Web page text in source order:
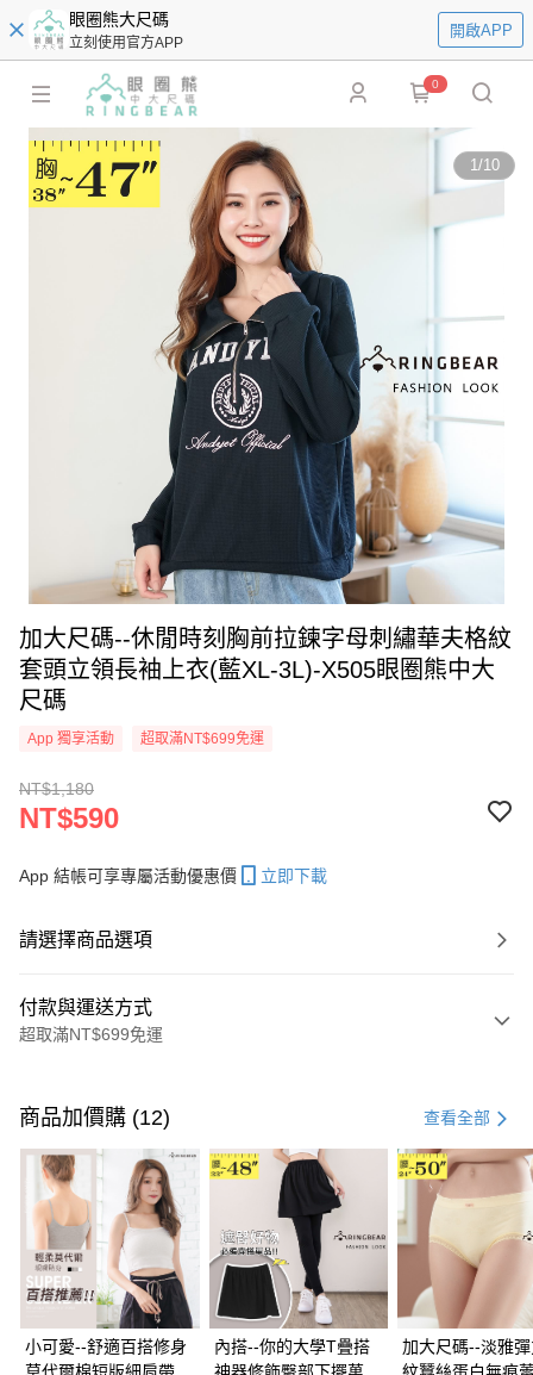
眼圈熊大尺碼
立刻使用官方APP
開啟APP
0
1/10
加大尺碼--休閒時刻胸前拉鍊字母刺繡華夫格紋
套頭立領長袖上衣(藍XL-3L)-X505眼圈熊中大
尺碼
App 獨享活動 超取滿NT$699免運
NT$1,180
NT$590
App 結帳可享專屬活動優惠價 立即下載
請選擇商品選項
付款與運送方式
超取滿NT$699免運
信用卡一次付款
超商取貨付款
LINE Pay
Apple Pay
街口支付
悠遊付
商品加價購 (12) 查看全部
小可愛--舒適百搭修身
莫代爾棉短版細肩帶素
內搭--你的大學T疊搭
神器修飾臀部下擺萬用
加大尺碼--淡雅
紋蠶絲蛋白無痕